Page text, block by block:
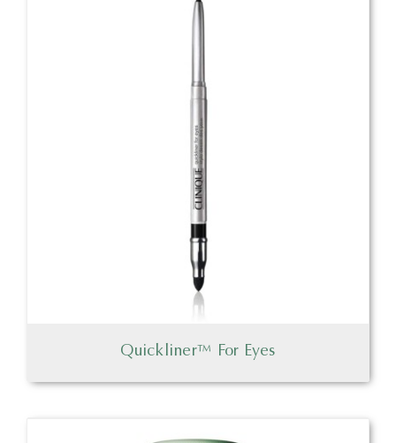
Quickliner™ For Eyes